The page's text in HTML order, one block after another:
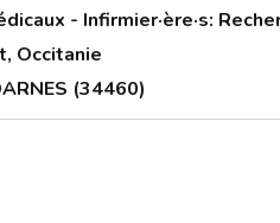
- Infirmier·ère·s:
, Occitanie
(34460)